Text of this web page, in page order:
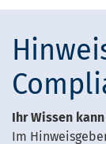
Ihr Wissen
Im